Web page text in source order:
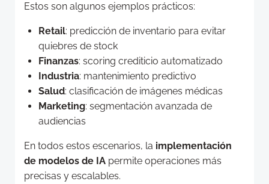
Estos son algunos ejemplos prácticos:
Retail: predicción de inventario para evitar
quiebres de stock
Finanzas: scoring crediticio automatizado
Industria: mantenimiento predictivo
Salud: clasificación de imágenes médicas
Marketing: segmentación avanzada de
audiencias
En todos estos escenarios, la implementación
de modelos de IA permite operaciones más
precisas y escalables.